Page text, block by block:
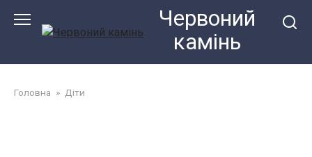
Червоний
камiнь
Головна » Діти